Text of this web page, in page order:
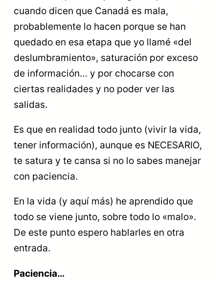
cuando dicen que Canadá es mala,
probablemente lo hacen porque se han
quedado en esa etapa que yo llamé «del
deslumbramiento», saturación por exceso
de información… y por chocarse con
ciertas realidades y no poder ver las
salidas.
Es que en realidad todo junto (vivir la vida,
tener información), aunque es NECESARIO,
te satura y te cansa si no lo sabes manejar
con paciencia.
En la vida (y aquí más) he aprendido que
todo se viene junto, sobre todo lo «malo».
De este punto espero hablarles en otra
entrada.
Paciencia…